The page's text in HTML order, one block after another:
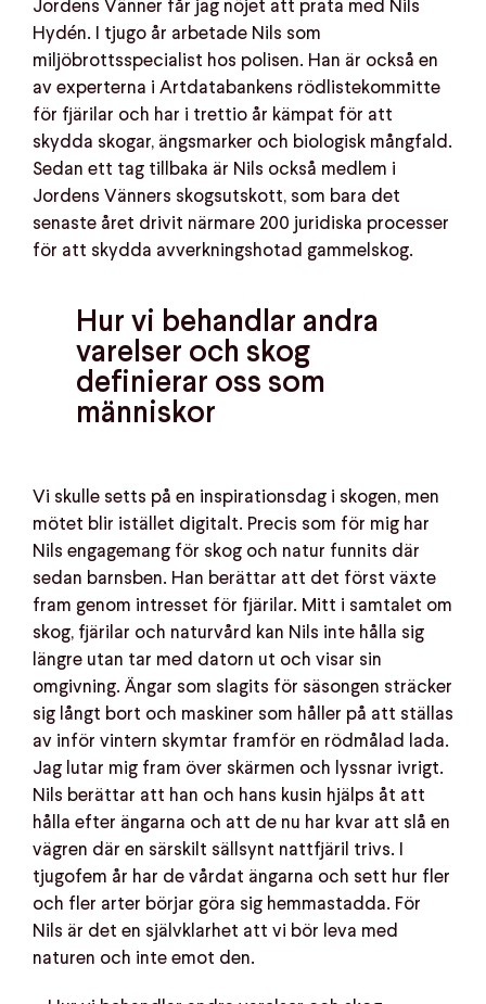
Jordens Vänner får jag nöjet att prata med Nils
Hydén. I tjugo år arbetade Nils som
miljöbrottsspecialist hos polisen. Han är också en
av experterna i Artdatabankens rödlistekommitte
för fjärilar och har i trettio år kämpat för att
skydda skogar, ängsmarker och biologisk mångfald.
Sedan ett tag tillbaka är Nils också medlem i
Jordens Vänners skogsutskott, som bara det
senaste året drivit närmare 200 juridiska processer
för att skydda avverkningshotad gammelskog.
Hur vi behandlar andra
varelser och skog
definierar oss som
människor
Vi skulle setts på en inspirationsdag i skogen, men
mötet blir istället digitalt. Precis som för mig har
Nils engagemang för skog och natur funnits där
sedan barnsben. Han berättar att det först växte
fram genom intresset för fjärilar. Mitt i samtalet om
skog, fjärilar och naturvård kan Nils inte hålla sig
längre utan tar med datorn ut och visar sin
omgivning. Ängar som slagits för säsongen sträcker
sig långt bort och maskiner som håller på att ställas
av inför vintern skymtar framför en rödmålad lada.
Jag lutar mig fram över skärmen och lyssnar ivrigt.
Nils berättar att han och hans kusin hjälps åt att
hålla efter ängarna och att de nu har kvar att slå en
vägren där en särskilt sällsynt nattfjäril trivs. I
tjugofem år har de vårdat ängarna och sett hur fler
och fler arter börjar göra sig hemmastadda. För
Nils är det en självklarhet att vi bör leva med
naturen och inte emot den.